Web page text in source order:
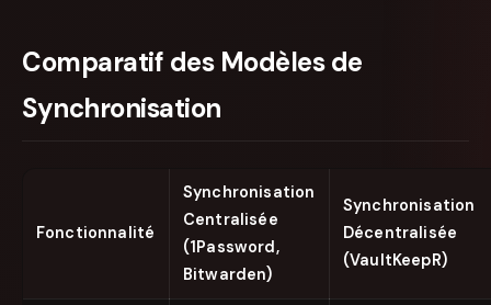
Comparatif des Modèles de
Synchronisation
Fonctionnalité
Synchronisation
Centralisée
(1Password,
Bitwarden)
Synchronisation
Décentralisée
(VaultKeepR)